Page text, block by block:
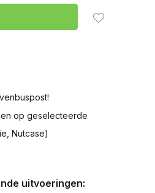
op geselecteerde
Nutcase)
uitvoeringen: